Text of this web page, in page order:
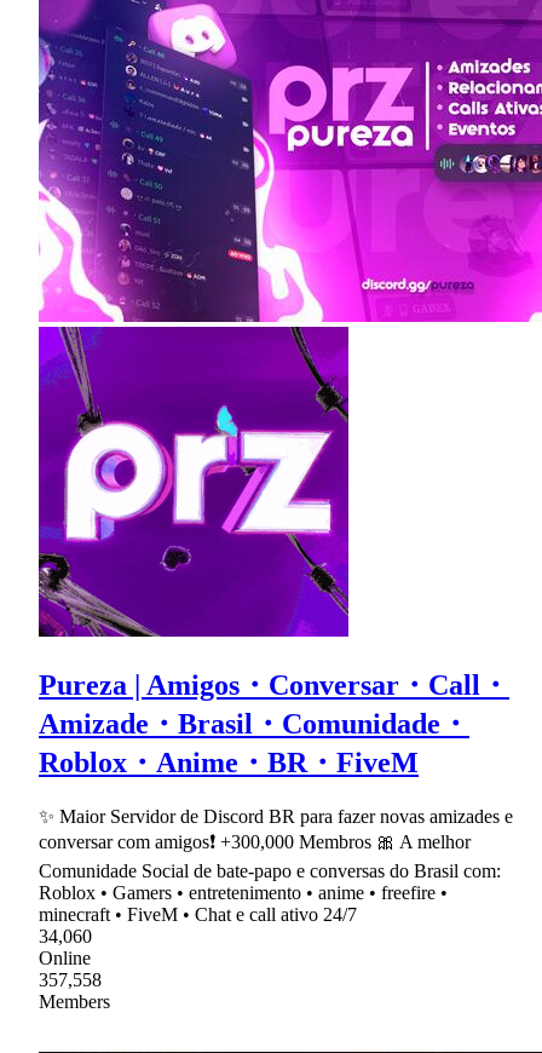
Pureza | Amigos・Conversar・Call・
Amizade・Brasil・Comunidade・
Roblox・Anime・BR・FiveM
✨ Maior Servidor de Discord BR para fazer novas amizades e
conversar com amigos❗ +300,000 Membros 🎀 A melhor
Comunidade Social de bate-papo e conversas do Brasil com:
Roblox • Gamers • entretenimento • anime • freefire •
minecraft • FiveM • Chat e call ativo 24/7
34,060
Online
357,558
Members